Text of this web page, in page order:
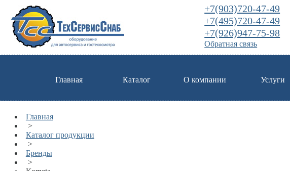
+7(903)720-47-49
+7(495)720-47-49
+7(926)947-75-98
Обратная связь
Главная Каталог О компании Услуги
Главная
>
Каталог продукции
>
Бренды
>